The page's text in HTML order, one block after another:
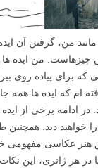
مانند من، گرفتن آن
چیزهاست. من ایده ها
برای پیاده روی
ام که ایده ها همه
در ادامه برخی از
عکاسی مفهومی خود
در هر ژانری، این